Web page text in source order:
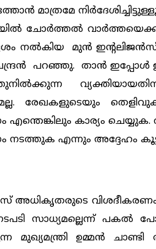
മാത്രമേ
ചോര്‍ത്തല്‍
നല്‍കിയ മുന്‍
പറഞ്ഞു. താന്‍ ഇപ്പോള്‍
രേഖകളുടെയും
എന്തെങ്കിലും കാര്യം
നടത്തുക എന്നും അദ്ദേഹം
അധികൃതരുടെ വിശദീകരണം
സാധ്യമല്ലെന്ന് പകല്‍
മുഖ്യമന്ത്രി ഉമ്മന്‍